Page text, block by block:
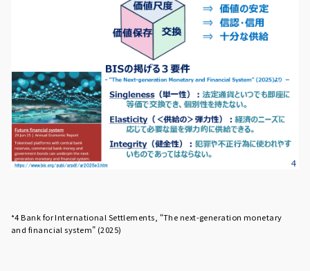
*4 Bank for International Settlements, “The next-generation monetary
and financial system” (2025)